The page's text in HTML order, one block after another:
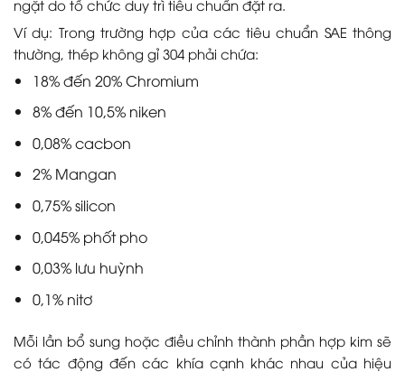
ngặt do tổ chức duy trì tiêu chuẩn đặt ra.
Ví dụ: Trong trường hợp của các tiêu chuẩn SAE thông
thường, thép không gỉ 304 phải chứa:
18% đến 20% Chromium
8% đến 10,5% niken
0,08% cacbon
2% Mangan
0,75% silicon
0,045% phốt pho
0,03% lưu huỳnh
0,1% nitơ
Mỗi lần bổ sung hoặc điều chỉnh thành phần hợp kim sẽ
có tác động đến các khía cạnh khác nhau của hiệu